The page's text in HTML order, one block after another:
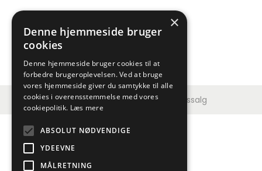
Copyright © 2026Jydsk Værktøjssalg
×
Denne hjemmeside bruger
cookies
Denne hjemmeside bruger cookies til at
forbedre brugeroplevelsen. Ved at bruge
vores hjemmeside giver du samtykke til alle
cookies i overensstemmelse med vores
cookiepolitik. Læs mere
ABSOLUT NØDVENDIGE
YDEEVNE
MÅLRETNING